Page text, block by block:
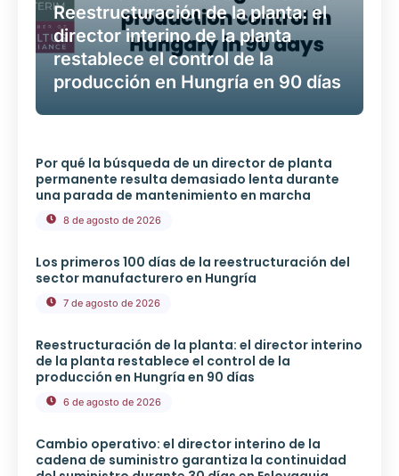
Reestructuración de la planta: el
director interino de la planta
restablece el control de la
producción en Hungría en 90 días
Por qué la búsqueda de un director de planta
permanente resulta demasiado lenta durante
una parada de mantenimiento en marcha
8 de agosto de 2026
Los primeros 100 días de la reestructuración del
sector manufacturero en Hungría
7 de agosto de 2026
Reestructuración de la planta: el director interino
de la planta restablece el control de la
producción en Hungría en 90 días
6 de agosto de 2026
Cambio operativo: el director interino de la
cadena de suministro garantiza la continuidad